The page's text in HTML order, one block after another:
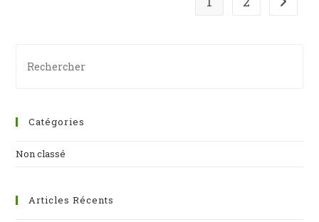
Catégories
Non classé
Articles Récents